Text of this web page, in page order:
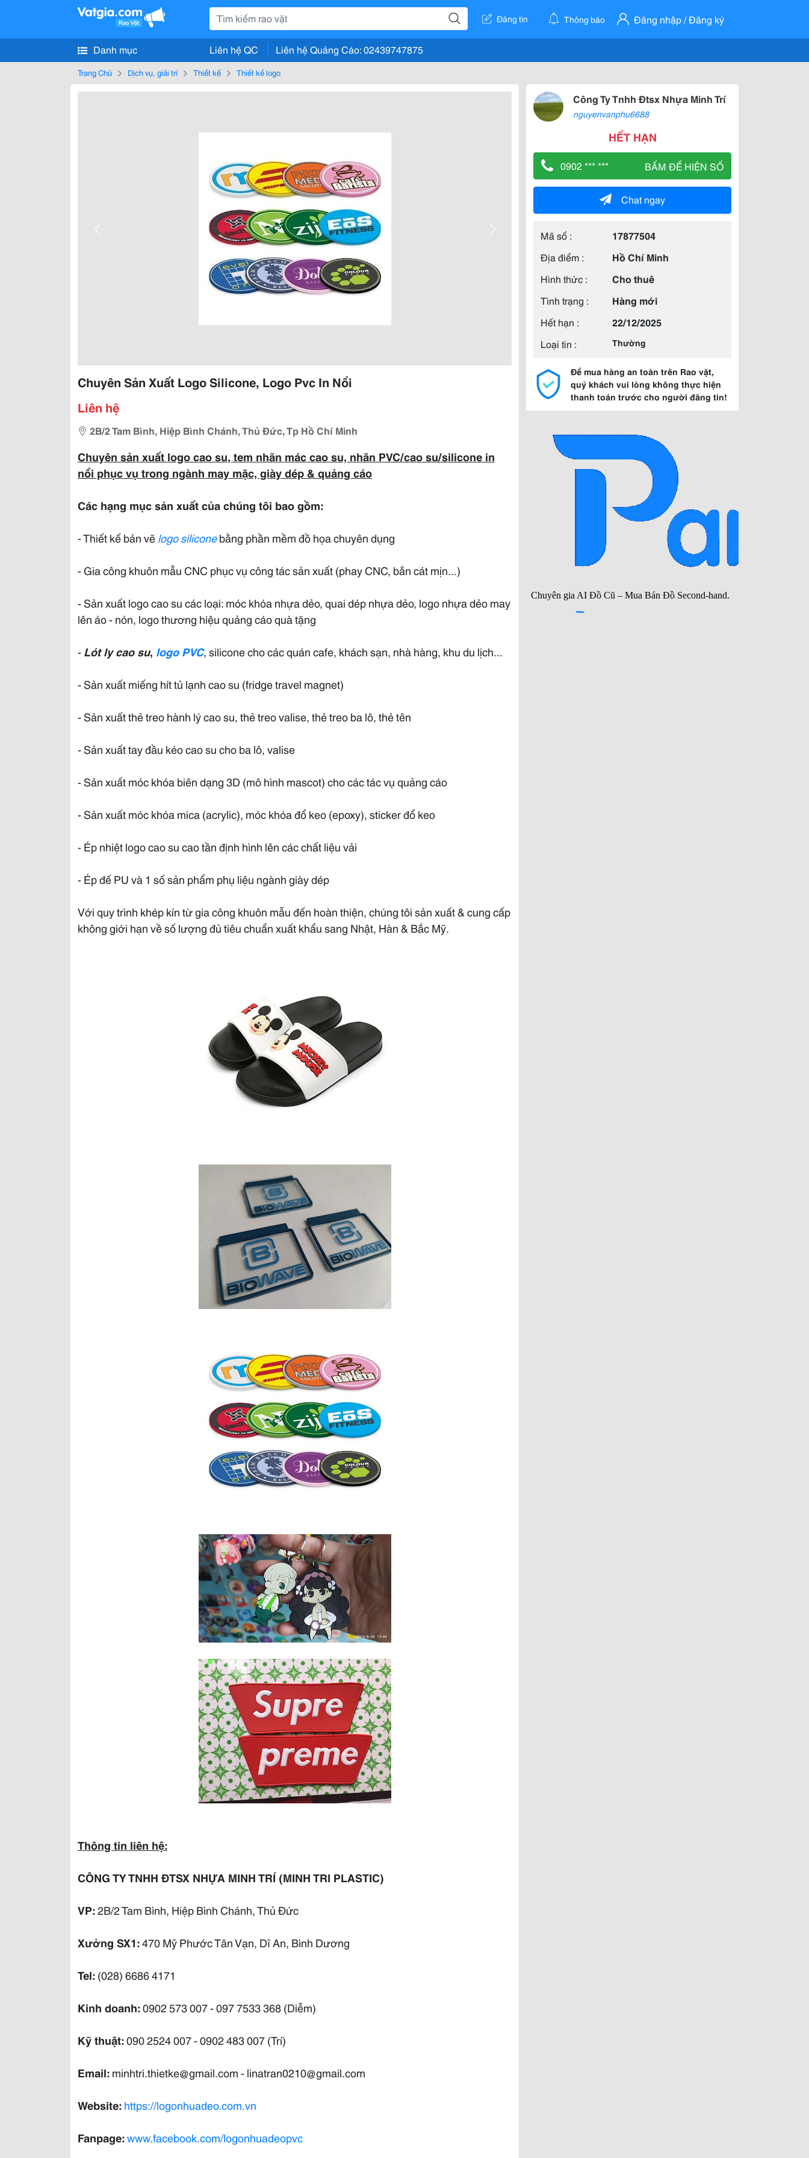
Đăng tin Thông báo Đăng nhập / Đăng ký
Danh mục Liên hệ QC Liên hệ Quảng Cáo: 02439747875
Trang Chủ Dịch vụ, giải trí Thiết kế Thiết kế logo
Chuyên Sản Xuất Logo Silicone, Logo Pvc In Nổi
Liên hệ
2B/2 Tam Bình, Hiệp Bình Chánh, Thủ Đức, Tp Hồ Chí Minh
Chuyên sản xuất logocao su, tem nhãn mác cao su, nhãn PVC/cao su/silicone in
nổi phục vụ trong ngành may mặc, giày dép & quảng cáo
Các hạng mục sản xuất của chúng tôi bao gồm:
- Thiết kế bản vẽlogo siliconebằng phần mềm đồ họa chuyên dụng
- Gia công khuôn mẫu CNC phục vụ công tác sản xuất (phay CNC, bắn cát mịn...)
- Sản xuất logo cao su các loại: móc khóa nhựa dẻo, quai dép nhựa dẻo, logo nhựa dẻo may
lên áo - nón, logo thương hiệu quảng cáo quà tặng
-Lót ly cao su, logo PVC, silicone cho các quán cafe, khách sạn, nhà hàng, khu du lịch...
- Sản xuất miếng hít tủ lạnh cao su (fridge travel magnet)
- Sản xuất thẻ treo hành lý cao su, thẻ treo valise, thẻ treo ba lô, thẻ tên
- Sản xuất tay đầu kéo cao su cho ba lô, valise
- Sản xuất móc khóa biên dạng 3D (mô hình mascot) cho các tác vụ quảng cáo
- Sản xuất móc khóa mica (acrylic), móc khóa đổ keo (epoxy), sticker đổ keo
- Ép nhiệt logo cao su cao tần định hình lên các chất liệu vải
- Ép đế PU và 1 số sản phẩm phụ liệu ngành giày dép
Với quy trình khép kín từ gia công khuôn mẫu đến hoàn thiện, chúng tôi sản xuất & cung cấp
không giới hạn về số lượng đủ tiêu chuẩn xuất khẩu sang Nhật, Hàn & Bắc Mỹ.
Thông tin liên hệ:
CÔNG TY TNHH ĐTSX NHỰA MINH TRÍ (MINH TRI PLASTIC)
VP:2B/2 Tam Bình, Hiệp Bình Chánh, Thủ Đức
Xưởng SX1:470 Mỹ Phước Tân Vạn, Dĩ An, Bình Dương
Tel:(028) 6686 4171
Kinh doanh:0902 573 007 - 097 7533 368 (Diễm)
Kỹ thuật:090 2524 007 - 0902 483 007 (Trí)
Email:minhtri.thietke@gmail.com - linatran0210@gmail.com
Website:https://logonhuadeo.com.vn
Fanpage:www.facebook.com/logonhuadeopvc
Công Ty Tnhh Đtsx Nhựa Minh Trí
nguyenvanphu6688
HẾT HẠN
0902 *** *** BẤM ĐỂ HIỆN SỐ
Chat ngay
Mã số :
17877504
Địa điểm :
Hồ Chí Minh
Hình thức :
Cho thuê
Tình trạng :
Hàng mới
Hết hạn :
22/12/2025
Loại tin :
Thường
Để mua hàng an toàn trên Rao vặt,
quý khách vui lòng không thực hiện
thanh toán trước cho người đăng tin!